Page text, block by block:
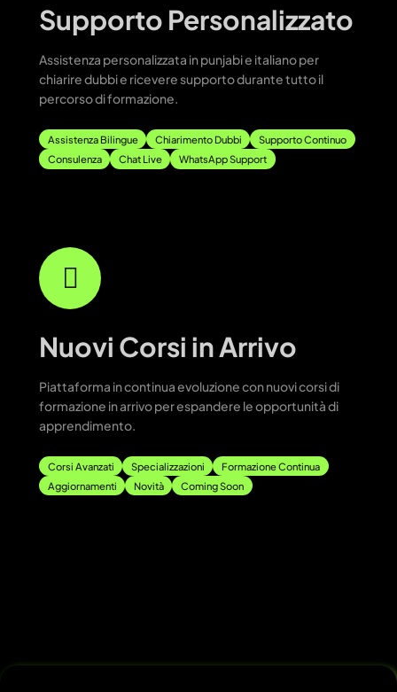
Supporto Personalizzato
Assistenza personalizzata in punjabi e italiano per
chiarire dubbi e ricevere supporto durante tutto il
percorso di formazione.
Assistenza Bilingue Chiarimento Dubbi
Supporto Continuo
Consulenza
Chat Live WhatsApp Support
Nuovi Corsi in Arrivo
Piattaforma in continua evoluzione con nuovi corsi di
formazione in arrivo per espandere le opportunità di
apprendimento.
Corsi Avanzati Specializzazioni
Formazione Continua
Aggiornamenti
Novità Coming Soon